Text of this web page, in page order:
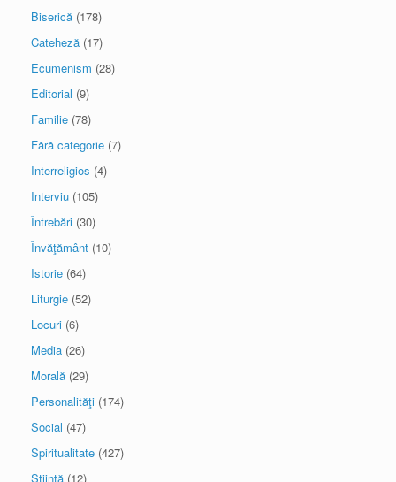
Biserică (178)
Cateheză (17)
Ecumenism (28)
Editorial (9)
Familie (78)
Fără categorie (7)
Interreligios (4)
Interviu (105)
Întrebări (30)
Învăţământ (10)
Istorie (64)
Liturgie (52)
Locuri (6)
Media (26)
Morală (29)
Personalităţi (174)
Social (47)
Spiritualitate (427)
Ştiinţă (12)